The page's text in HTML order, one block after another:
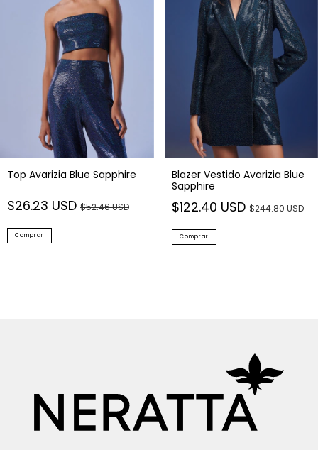
Top Avarizia Blue Sapphire
$26.23 USD $52.46 USD
Comprar
Blazer Vestido Avarizia Blue
Sapphire
$122.40 USD$244.80 USD
Comprar